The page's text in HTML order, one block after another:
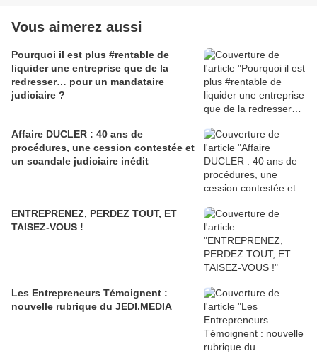
Vous aimerez aussi
Pourquoi il est plus #rentable de
liquider une entreprise que de la
redresser… pour un mandataire
judiciaire ?
Affaire DUCLER : 40 ans de
procédures, une cession contestée et
un scandale judiciaire inédit
ENTREPRENEZ, PERDEZ TOUT, ET
TAISEZ-VOUS !
Les Entrepreneurs Témoignent :
nouvelle rubrique du JEDI.MEDIA